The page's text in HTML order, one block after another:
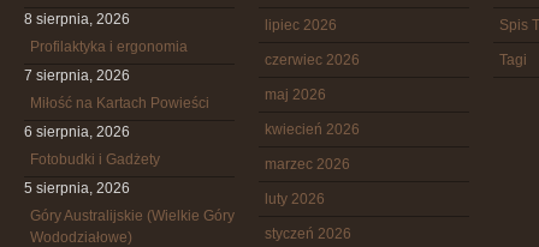
8 sierpnia, 2026
Profilaktyka i ergonomia
7 sierpnia, 2026
Miłość na Kartach Powieści
6 sierpnia, 2026
Fotobudki i Gadżety
5 sierpnia, 2026
Góry Australijskie (Wielkie Góry
Wododziałowe)
lipiec 2026
czerwiec 2026
maj 2026
kwiecień 2026
marzec 2026
luty 2026
styczeń 2026
Spis
Tagi